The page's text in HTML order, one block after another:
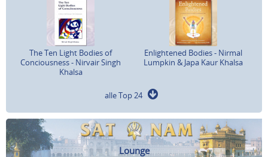
The Ten Light Bodies of
Conciousness - Nirvair Singh
Khalsa
Enlightened Bodies - Nirmal
Lumpkin & Japa Kaur Khalsa
alle Top 24
Lounge